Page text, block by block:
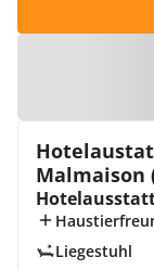
Malmaison
Liegestuhl